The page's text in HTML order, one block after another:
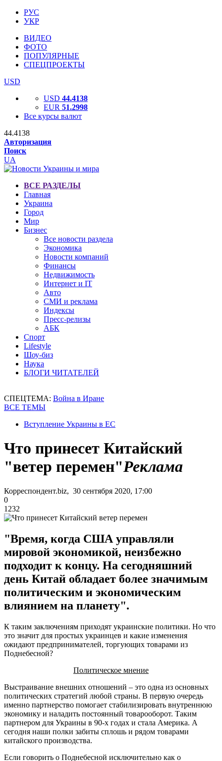
РУС
УКР
ВИДЕО
ФОТО
ПОПУЛЯРНЫЕ
СПЕЦПРОЕКТЫ
USD
USD 44.4138
EUR 51.2998
Все курсы валют
44.4138
Авторизация
Поиск
UA
ВСЕ РАЗДЕЛЫ
Главная
Украина
Город
Мир
Бизнес
Все новости раздела
Экономика
Новости компаний
Финансы
Недвижимость
Интернет и IT
Авто
СМИ и реклама
Индексы
Пресс-релизы
АБК
Спорт
Lifestyle
Шоу-биз
Наука
БЛОГИ ЧИТАТЕЛЕЙ
СПЕЦТЕМА: Война в Иране
ВСЕ ТЕМЫ
Вступление Украины в ЕС
Что принесет Китайский
"ветер перемен"Реклама
Корреспондент.biz, 30 сентября 2020, 17:00
0
1232
"Время, когда США управляли
мировой экономикой, неизбежно
подходит к концу. На сегодняшний
день Китай обладает более значимым
политическим и экономическим
влиянием на планету".
К таким заключениям приходят украинские политики. Но что
это значит для простых украинцев и какие изменения
ожидают предпринимателей, торгующих товарами из
Поднебесной?
Политическое мнение
Выстраивание внешних отношений – это одна из основных
политических стратегий любой страны. В первую очередь
именно партнерство помогает стабилизировать внутреннюю
экономику и наладить постоянный товарооборот. Таким
партнером для Украины в 90-х годах и стала Америка. А
сегодня наши полки забиты сплошь и рядом товарами
китайского производства.
Если говорить о Поднебесной исключительно как о